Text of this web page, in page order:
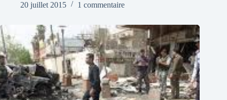
20 juillet 2015
1 commentaire